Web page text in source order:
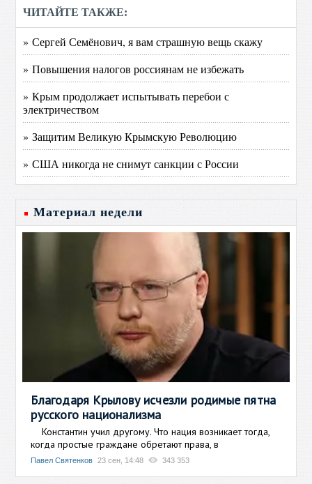
ЧИТАЙТЕ ТАКЖЕ:
» Сергей Семёнович, я вам страшную вещь скажу
» Повышения налогов россиянам не избежать
» Крым продолжает испытывать перебои с
электричеством
» Защитим Великую Крымскую Революцию
» США никогда не снимут санкции с России
Материал недели
Благодаря Крылову исчезли родимые пятна
русского национализма
Константин учил другому. Что нация возникает тогда,
когда простые граждане обретают права, в
Павел Святенков 23 сен, 14:48 343 353